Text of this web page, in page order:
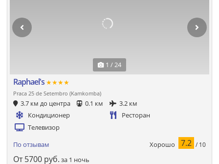
1 / 24
Raphael's ★★★★
Praca 25 de Setembro (Kamkomba)
3.7 км до центра 0.1 км
3.2 км
Кондиционер
Ресторан
Телевизор
По отзывам Хорошо 7.2 / 10
От 5700 руб. за 1 ночь